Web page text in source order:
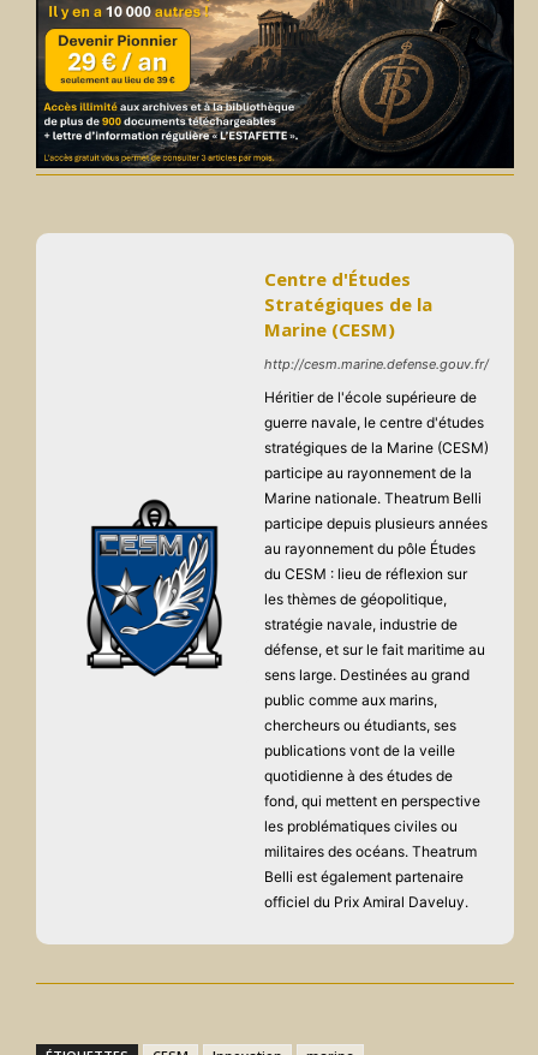
Centre d'Études
Stratégiques de la
Marine (CESM)
http://cesm.marine.defense.gouv.fr/
Héritier de l'école supérieure de
guerre navale, le centre d'études
stratégiques de la Marine (CESM)
participe au rayonnement de la
Marine nationale. Theatrum Belli
participe depuis plusieurs années
au rayonnement du pôle Études
du CESM : lieu de réflexion sur
les thèmes de géopolitique,
stratégie navale, industrie de
défense, et sur le fait maritime au
sens large. Destinées au grand
public comme aux marins,
chercheurs ou étudiants, ses
publications vont de la veille
quotidienne à des études de
fond, qui mettent en perspective
les problématiques civiles ou
militaires des océans. Theatrum
Belli est également partenaire
officiel du Prix Amiral Daveluy.